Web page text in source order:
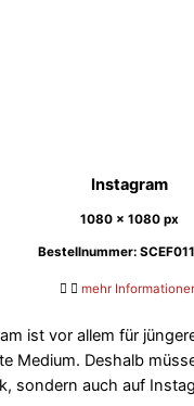
Instagram
1080 x 1080 px
Bestellnummer:
mehr
ist vor allem für
Medium. Deshalb
sondern auch auf